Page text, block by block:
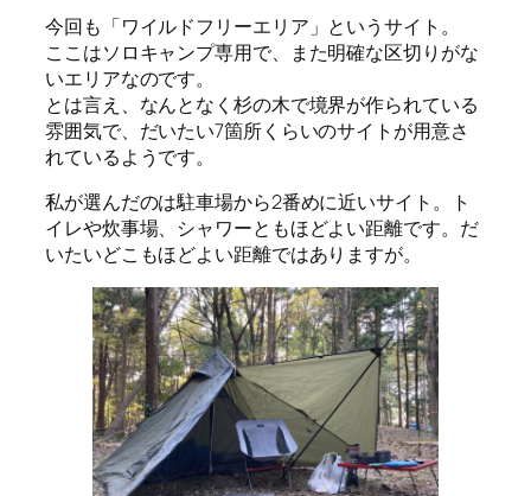
今回も「ワイルドフリーエリア」というサイト。
ここはソロキャンプ専用で、また明確な区切りがな
いエリアなのです。
とは言え、なんとなく杉の木で境界が作られている
雰囲気で、だいたい7箇所くらいのサイトが用意さ
れているようです。
私が選んだのは駐車場から2番めに近いサイト。ト
イレや炊事場、シャワーともほどよい距離です。だ
いたいどこもほどよい距離ではありますが。